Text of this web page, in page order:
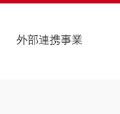
外部連携事業